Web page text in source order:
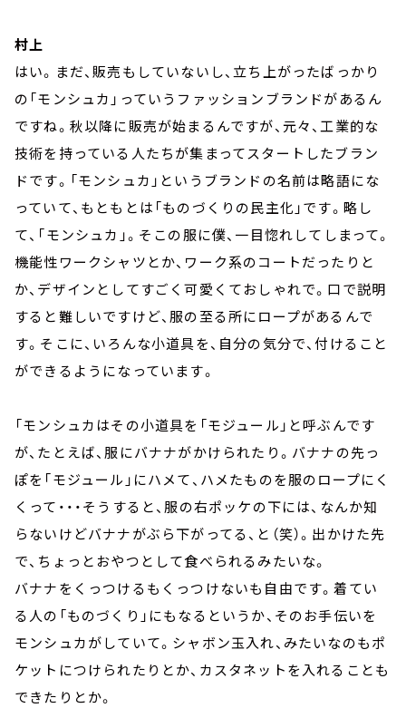
村上
はい。まだ、販売もしていないし、立ち上がったばっかり
の「モンシュカ」っていうファッションブランドがあるん
ですね。秋以降に販売が始まるんですが、元々、工業的な
技術を持っている人たちが集まってスタートしたブラン
ドです。「モンシュカ」というブランドの名前は略語にな
っていて、もともとは「ものづくりの民主化」です。略し
て、「モンシュカ」。そこの服に僕、一目惚れしてしまって。
機能性ワークシャツとか、ワーク系のコートだったりと
か、デザインとしてすごく可愛くておしゃれで。口で説明
すると難しいですけど、服の至る所にロープがあるんで
す。そこに、いろんな小道具を、自分の気分で、付けること
ができるようになっています。
「モンシュカはその小道具を「モジュール」と呼ぶんです
が、たとえば、服にバナナがかけられたり。バナナの先っ
ぽを「モジュール」にハメて、ハメたものを服のロープにく
くって・・・そうすると、服の右ポッケの下には、なんか知
らないけどバナナがぶら下がってる、と（笑）。出かけた先
で、ちょっとおやつとして食べられるみたいな。
バナナをくっつけるもくっつけないも自由です。着てい
る人の「ものづくり」にもなるというか、そのお手伝いを
モンシュカがしていて。シャボン玉入れ、みたいなのもポ
ケットにつけられたりとか、カスタネットを入れることも
できたりとか。